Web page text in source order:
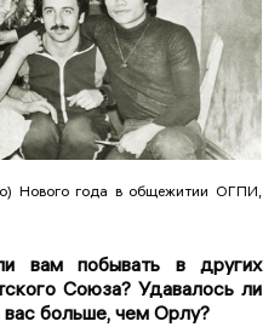
Нового года в общежитии ОГПИ,
вам побывать в других
Союза? Удавалось ли
вас больше, чем Орлу?